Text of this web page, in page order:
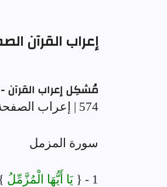
إعراب القرآن الصفحة 574
مُشكِل إعراب القرآن -
574 | إعراب الصفحة رقم 574 من المصحف
سورة المزمل
1 - { يَا أَيُّهَا الْمُزَّمِّلُ }